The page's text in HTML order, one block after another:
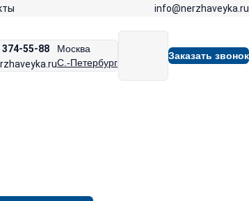
info@nerzhaveyka.ru
374-55-88
Москва
С.-Петербург
Заказать звонок